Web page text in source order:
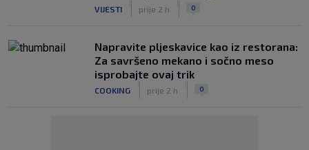
VIJESTI prije 2 h 0
Napravite pljeskavice kao iz restorana:
Za savršeno mekano i sočno meso
isprobajte ovaj trik
COOKING prije 2 h 0